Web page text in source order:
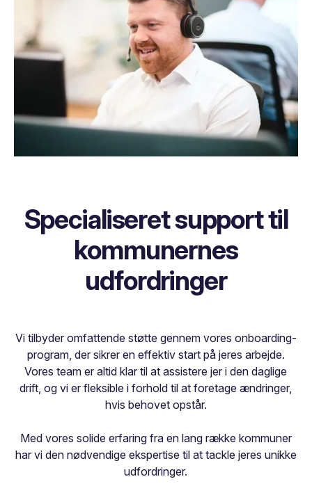
Specialiseret support til
kommunernes
udfordringer
Vi tilbyder omfattende støtte gennem vores onboarding-
program, der sikrer en effektiv start på jeres arbejde.
Vores team er altid klar til at assistere jer i den daglige
drift, og vi er fleksible i forhold til at foretage ændringer,
hvis behovet opstår.
Med vores solide erfaring fra en lang række kommuner
har vi den nødvendige ekspertise til at tackle jeres unikke
udfordringer.